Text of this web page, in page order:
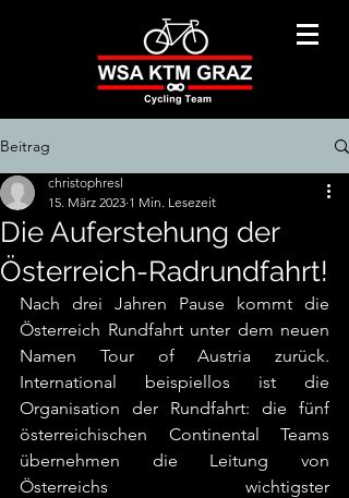
Beitrag
Die Auferstehung der
Österreich-Radrundfahrt!
christophresl
15. März 2023 1 Min. Lesezeit
Nach drei Jahren Pause kommt die
Österreich Rundfahrt unter dem neuen
Namen Tour of Austria zurück.
International beispiellos ist die
Organisation der Rundfahrt: die fünf
österreichischen Continental Teams
übernehmen die Leitung von
Österreichs wichtigster